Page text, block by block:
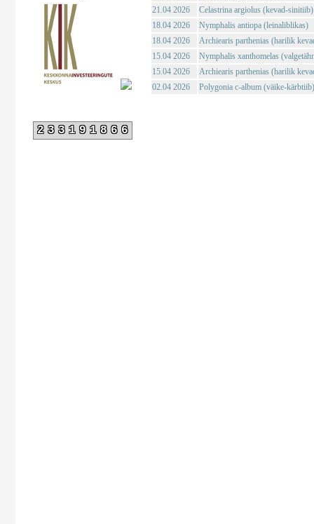
233191866
21.04 2026
Celastrina argiolus (kevad-sinitiib)
18.04 2026
Nymphalis antiopa (leinaliblikas)
18.04 2026
Archiearis parthenias (harilik
15.04 2026
Nymphalis xanthomelas
15.04 2026
Archiearis parthenias (harilik
02.04 2026
Polygonia c-album (väike-kärbtiib)